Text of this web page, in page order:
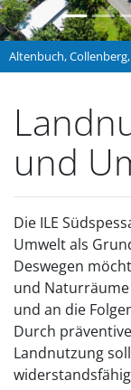
Altenbuch,
und
Die ILE
Umwelt als
Deswegen
und
und an die
Durch
Landnutzung